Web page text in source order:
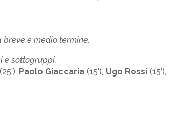
e medio termine.
e sottogruppi.
(25’), Paolo Giaccaria (15’), Ugo Rossi (15’),